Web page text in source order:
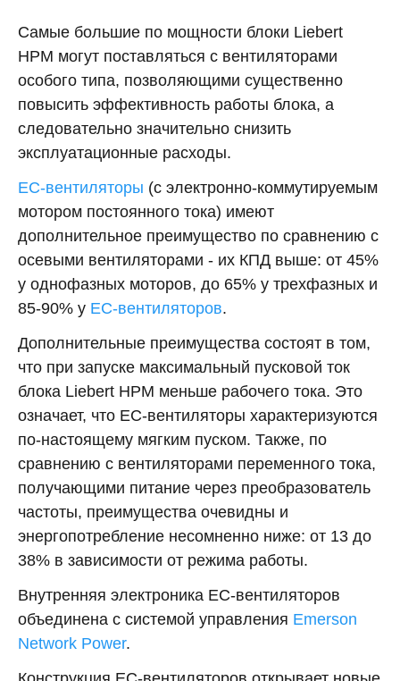
Самые большие по мощности блоки Liebert
HPM могут поставляться с вентиляторами
особого типа, позволяющими существенно
повысить эффективность работы блока, а
следовательно значительно снизить
эксплуатационные расходы.
EC-вентиляторы (с электронно-коммутируемым
мотором постоянного тока) имеют
дополнительное преимущество по сравнению с
осевыми вентиляторами - их КПД выше: от 45%
у однофазных моторов, до 65% у трехфазных и
85-90% у EC-вентиляторов.
Дополнительные преимущества состоят в том,
что при запуске максимальный пусковой ток
блока Liebert HPM меньше рабочего тока. Это
означает, что ЕС-вентиляторы характеризуются
по-настоящему мягким пуском. Также, по
сравнению с вентиляторами переменного тока,
получающими питание через преобразователь
частоты, преимущества очевидны и
энергопотребление несомненно ниже: от 13 до
38% в зависимости от режима работы.
Внутренняя электроника ЕС-вентиляторов
объединена с системой управления Emerson
Network Power.